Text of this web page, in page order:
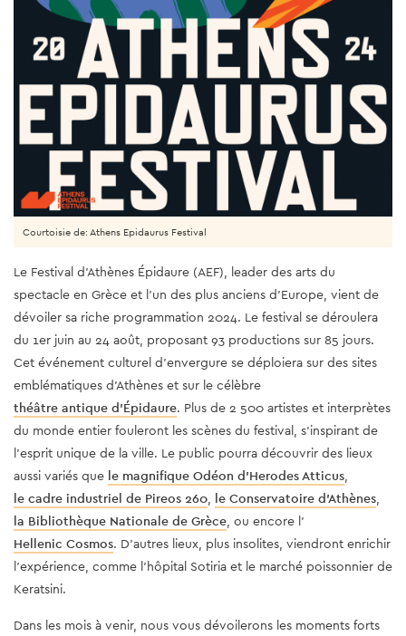
Le Festival d'Athènes Épidaure (AEF), leader des arts du
spectacle en Grèce et l'un des plus anciens d'Europe, vient de
dévoiler sa riche programmation 2024. Le festival se déroulera
du 1er juin au 24 août, proposant 93 productions sur 85 jours.
Cet événement culturel d'envergure se déploiera sur des sites
emblématiques d'Athènes et sur le célèbre
théâtre antique d'Épidaure. Plus de 2 500 artistes et interprètes
du monde entier fouleront les scènes du festival, s'inspirant de
l'esprit unique de la ville. Le public pourra découvrir des lieux
aussi variés que le magnifique Odéon d'Herodes Atticus
le cadre industriel de Pireos 260 le Conservatoire d'Athènes
la Bibliothèque Nationale de Grèce , ou encore l'
Hellenic Cosmos. D'autres lieux, plus insolites, viendront enrichir
l'expérience, comme l'hôpital Sotiria et le marché poissonnier de
Keratsini.
Dans les mois à venir, nous vous dévoilerons les moments forts
Courtoisie de: Athens Epidaurus Festival